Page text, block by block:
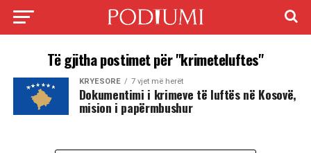
Të gjitha postimet për "krimeteluftes"
KRYESORE 7 vjet më herët
Dokumentimi i krimeve të luftës në Kosovë,
mision i papërmbushur